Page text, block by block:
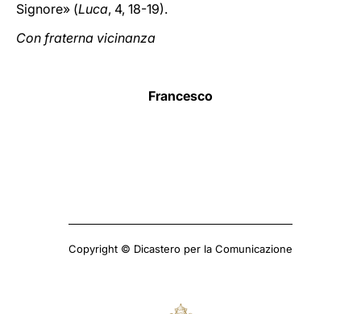
Signore» (Luca, 4, 18-19).
Con fraterna vicinanza
Francesco
Copyright © Dicastero per la Comunicazione